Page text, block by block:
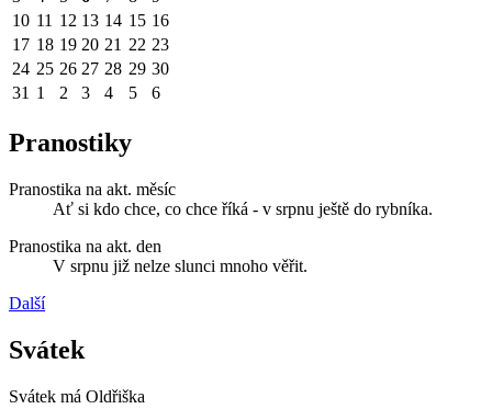
10 11 12 13 14 15 16
17 18 19 20 21 22 23
24 25 26 27 28 29 30
31 1 2 3 4 5 6
Pranostiky
Pranostika na akt. měsíc
Ať si kdo chce, co chce říká - v srpnu ještě do rybníka.
Pranostika na akt. den
V srpnu již nelze slunci mnoho věřit.
Další
Svátek
Svátek má Oldřiška